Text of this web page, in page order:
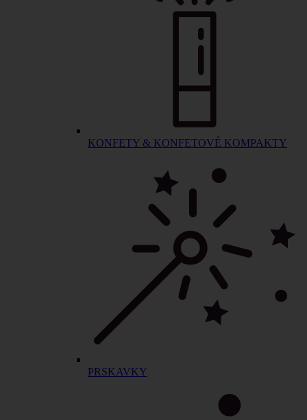
KONFETY & KONFETOVÉ KOMPAKTY
PRSKAVKY